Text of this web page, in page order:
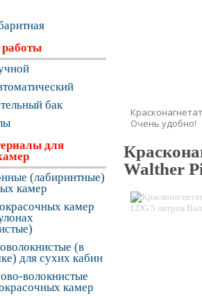
бак
для
(лабиринтные)
камер
камер
(в
для сухих кабин
волокнистые
камер
Очень удобно!
Walther